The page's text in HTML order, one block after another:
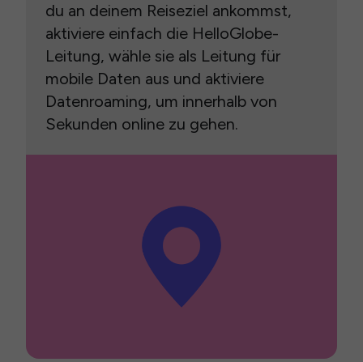
du an deinem Reiseziel ankommst,
aktiviere einfach die HelloGlobe-
Leitung, wähle sie als Leitung für
mobile Daten aus und aktiviere
Datenroaming, um innerhalb von
Sekunden online zu gehen.